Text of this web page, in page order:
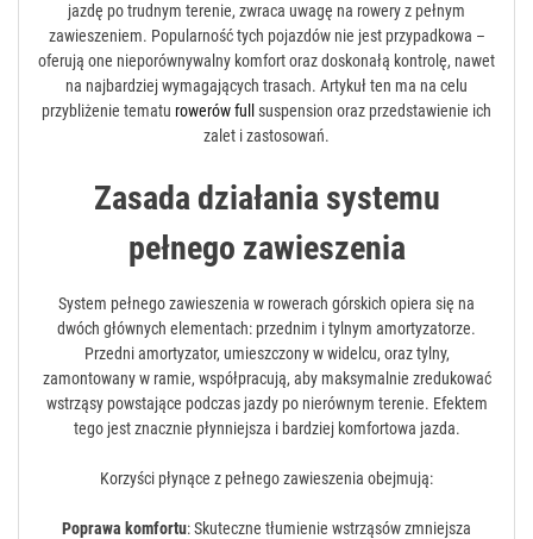
jazdę po trudnym terenie, zwraca uwagę na rowery z pełnym
zawieszeniem. Popularność tych pojazdów nie jest przypadkowa –
oferują one nieporównywalny komfort oraz doskonałą kontrolę, nawet
na najbardziej wymagających trasach. Artykuł ten ma na celu
przybliżenie tematu rowerów full
suspension oraz przedstawienie ich
zalet i zastosowań.
Zasada działania systemu
pełnego zawieszenia
System pełnego zawieszenia w rowerach górskich opiera się na
dwóch głównych elementach: przednim i tylnym amortyzatorze.
Przedni amortyzator, umieszczony w widelcu, oraz tylny,
zamontowany w ramie, współpracują, aby maksymalnie zredukować
wstrząsy powstające podczas jazdy po nierównym terenie. Efektem
tego jest znacznie płynniejsza i bardziej komfortowa jazda.
Korzyści płynące z pełnego zawieszenia obejmują:
Poprawa komfortu: Skuteczne tłumienie wstrząsów zmniejsza